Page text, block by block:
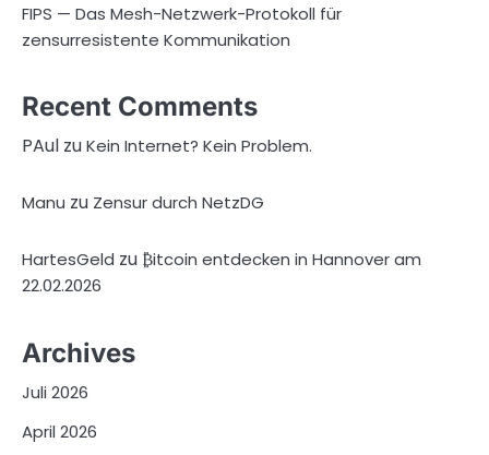
FIPS — Das Mesh-Netzwerk-Protokoll für
zensurresistente Kommunikation
Recent Comments
PAul zuKein Internet? Kein Problem.
Manu zu Zensur durch NetzDG
HartesGeld zu ₿itcoin entdecken in Hannover am
22.02.2026
Archives
Juli 2026
April 2026